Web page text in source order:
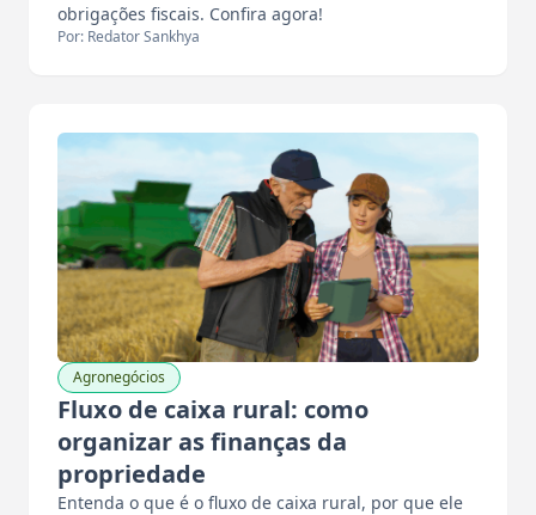
obrigações fiscais. Confira agora!
Por: Redator Sankhya
Agronegócios
Fluxo de caixa rural: como
organizar as finanças da
propriedade
Entenda o que é o fluxo de caixa rural, por que ele